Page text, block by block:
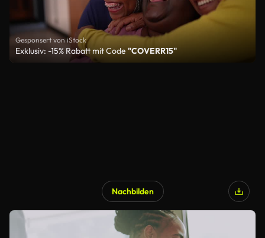
Gesponsert von iStock
Exklusiv: -15% Rabatt mit Code "COVERR15"
Nachbilden